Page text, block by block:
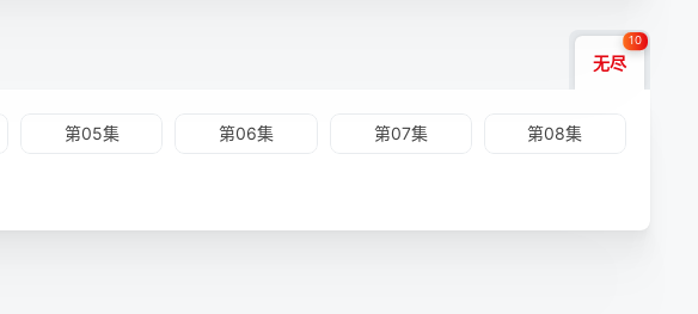
无尽
10
第05集 第06集 第07集 第08集